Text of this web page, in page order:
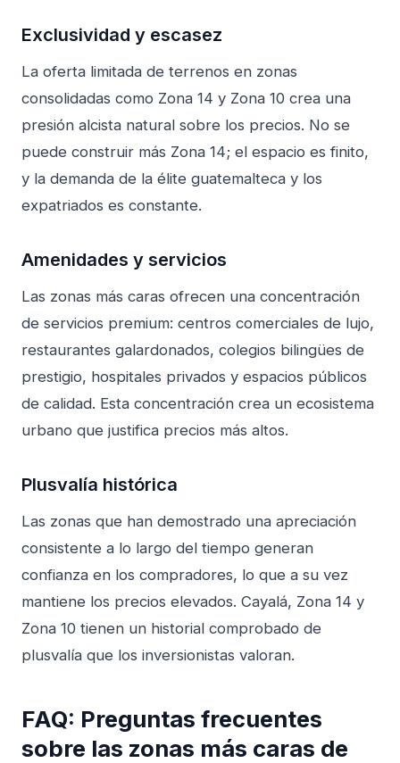
Exclusividad y escasez
La oferta limitada de terrenos en zonas
consolidadas como Zona 14 y Zona 10 crea una
presión alcista natural sobre los precios. No se
puede construir más Zona 14; el espacio es finito,
y la demanda de la élite guatemalteca y los
expatriados es constante.
Amenidades y servicios
Las zonas más caras ofrecen una concentración
de servicios premium: centros comerciales de lujo,
restaurantes galardonados, colegios bilingües de
prestigio, hospitales privados y espacios públicos
de calidad. Esta concentración crea un ecosistema
urbano que justifica precios más altos.
Plusvalía histórica
Las zonas que han demostrado una apreciación
consistente a lo largo del tiempo generan
confianza en los compradores, lo que a su vez
mantiene los precios elevados. Cayalá, Zona 14 y
Zona 10 tienen un historial comprobado de
plusvalía que los inversionistas valoran.
FAQ: Preguntas frecuentes
sobre las zonas más caras de